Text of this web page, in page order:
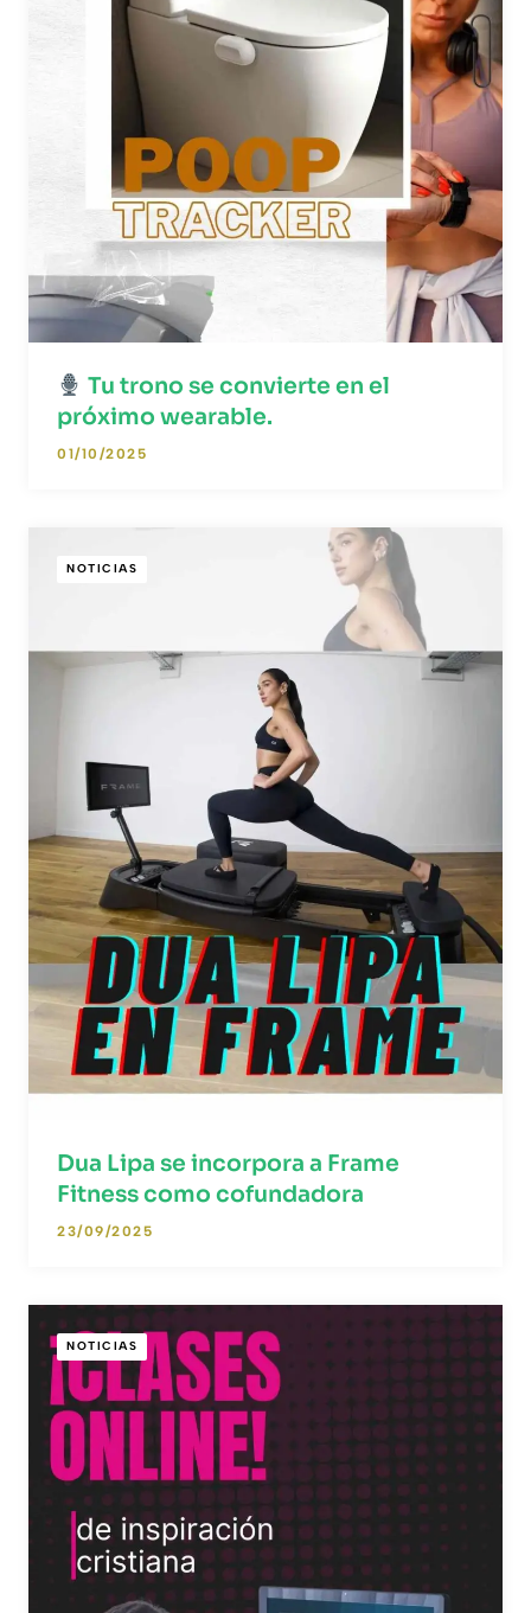
Tu trono se convierte en el
próximo wearable.
01/10/2025
NOTICIAS
Dua Lipa se incorpora a Frame
Fitness como cofundadora
23/09/2025
NOTICIAS